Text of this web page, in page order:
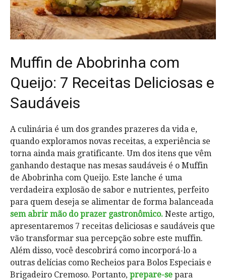
Muffin de Abobrinha com
Queijo: 7 Receitas Deliciosas e
Saudáveis
A culinária é um dos grandes prazeres da vida e,
quando exploramos novas receitas, a experiência se
torna ainda mais gratificante. Um dos itens que vêm
ganhando destaque nas mesas saudáveis é o Muffin
de Abobrinha com Queijo. Este lanche é uma
verdadeira explosão de sabor e nutrientes, perfeito
para quem deseja se alimentar de forma balanceada
sem abrir mão do prazer gastronômico. Neste artigo,
apresentaremos 7 receitas deliciosas e saudáveis que
vão transformar sua percepção sobre este muffin.
Além disso, você descobrirá como incorporá-lo a
outras delícias como Recheios para Bolos Especiais e
Brigadeiro Cremoso. Portanto, prepare-se para